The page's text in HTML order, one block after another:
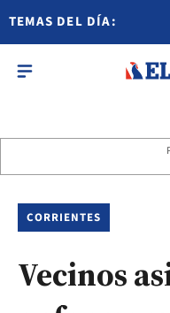
TEMAS DEL DÍA:
CORRIENTES
Vecinos